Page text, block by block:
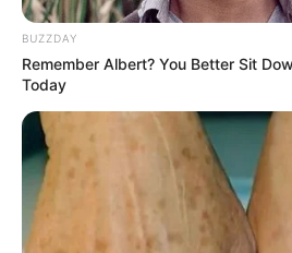
BUZZDAY
Remember Albert? You Better Sit
Today